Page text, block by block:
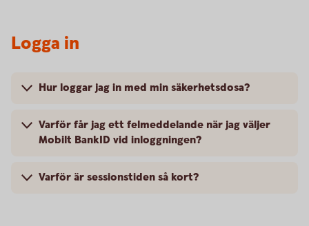
Logga in
Hur loggar jag in med min säkerhetsdosa?
Varför får jag ett felmeddelande när jag väljer
Mobilt BankID vid inloggningen?
Varför är sessionstiden så kort?